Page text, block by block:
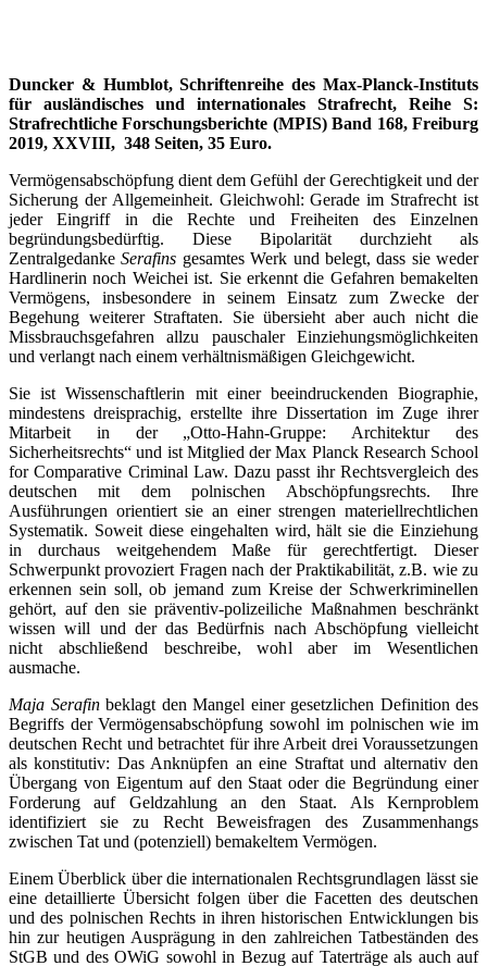
Duncker & Humblot, Schriftenreihe des Max-Planck-Instituts
für ausländisches und internationales Strafrecht, Reihe S:
Strafrechtliche Forschungsberichte (MPIS) Band 168, Freiburg
2019, XXVIII, 348 Seiten, 35 Euro.
Vermögensabschöpfung dient dem Gefühl der Gerechtigkeit und der
Sicherung der Allgemeinheit. Gleichwohl: Gerade im Strafrecht ist
jeder Eingriff in die Rechte und Freiheiten des Einzelnen
begründungsbedürftig. Diese Bipolarität durchzieht als
ZentralgedankeSerafins gesamtes Werk und belegt, dass sie weder
Hardlinerin noch Weichei ist. Sie erkennt die Gefahren bemakelten
Vermögens, insbesondere in seinem Einsatz zum Zwecke der
Begehung weiterer Straftaten. Sie übersieht aber auch nicht die
Missbrauchsgefahren allzu pauschaler Einziehungsmöglichkeiten
und verlangt nach einem verhältnismäßigen Gleichgewicht.
Sie ist Wissenschaftlerin mit einer beeindruckenden Biographie,
mindestens dreisprachig, erstellte ihre Dissertation im Zuge ihrer
Mitarbeit in der „Otto-Hahn-Gruppe: Architektur des
Sicherheitsrechts“ und ist Mitglied der Max Planck Research School
for Comparative Criminal Law. Dazu passt ihr Rechtsvergleich des
deutschen mit dem polnischen Abschöpfungsrechts. Ihre
Ausführungen orientiert sie an einer strengen materiellrechtlichen
Systematik. Soweit diese eingehalten wird, hält sie die Einziehung
in durchaus weitgehendem Maße für gerechtfertigt. Dieser
Schwerpunkt provoziert Fragen nach der Praktikabilität, z.B. wie zu
erkennen sein soll, ob jemand zum Kreise der Schwerkriminellen
gehört, auf den sie präventiv-polizeiliche Maßnahmen beschränkt
wissen will und der das Bedürfnis nach Abschöpfung vielleicht
nicht abschließend beschreibe, wohl aber im Wesentlichen
ausmache.
Maja Serafinbeklagt den Mangel einer gesetzlichen Definition des
Begriffs der Vermögensabschöpfung sowohl im polnischen wie im
deutschen Recht und betrachtet für ihre Arbeit drei Voraussetzungen
als konstitutiv: Das Anknüpfen an eine Straftat und alternativ den
Übergang von Eigentum auf den Staat oder die Begründung einer
Forderung auf Geldzahlung an den Staat. Als Kernproblem
identifiziert sie zu Recht Beweisfragen des Zusammenhangs
zwischen Tat und (potenziell) bemakeltem Vermögen.
Einem Überblick über die internationalen Rechtsgrundlagen lässt sie
eine detaillierte Übersicht folgen über die Facetten des deutschen
und des polnischen Rechts in ihren historischen Entwicklungen bis
hin zur heutigen Ausprägung in den zahlreichen Tatbeständen des
StGB und des OWiG sowohl in Bezug auf Taterträge als auch auf